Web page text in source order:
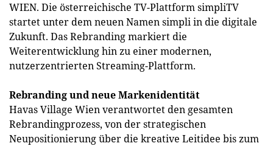
WIEN. Die österreichische TV-Plattform simpliTV
startet unter dem neuen Namen simpli in die digitale
Zukunft. Das Rebranding markiert die
Weiterentwicklung hin zu einer modernen,
nutzerzentrierten Streaming-Plattform.
Rebranding und neue Markenidentität
Havas Village Wien verantwortet den gesamten
Rebrandingprozess, von der strategischen
Neupositionierung über die kreative Leitidee bis zum